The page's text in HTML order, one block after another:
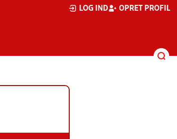
LOG IND OPRET PROFIL